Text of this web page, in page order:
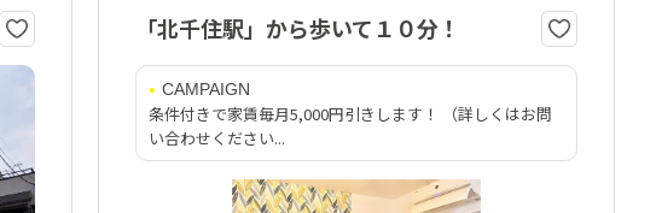
「北千住駅」から歩いて１０分！
CAMPAIGN
条件付きで家賃毎月5,000円引きします！ （詳しくはお問
い合わせください...